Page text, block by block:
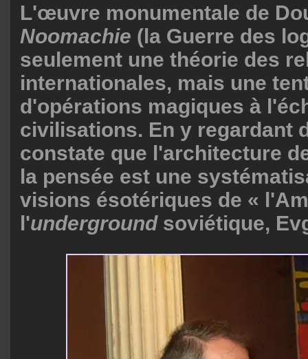
L'œuvre monumentale de
Noomachie (la Guerre des
seulement une théorie des
internationales, mais une
d'opérations magiques à
civilisations. En y regardant
constate que l'architecture
la pensée est une
visions ésotériques de «
l'undergroundsoviétique,